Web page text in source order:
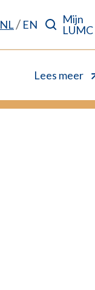
NL/ EN
Mijn
LUMC
Lees meer